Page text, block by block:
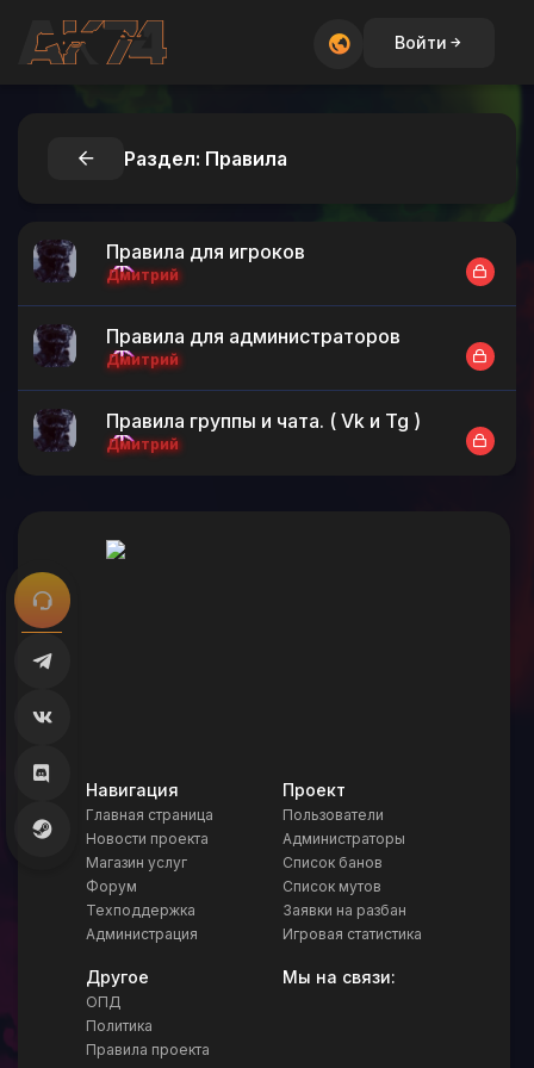
Войти
Раздел: Правила
Правила для игроков
Дмитрий
Правила для администраторов
Дмитрий
Правила группы и чата. ( Vk и Tg )
Дмитрий
Навигация
Главная страница
Новости проекта
Магазин услуг
Форум
Техподдержка
Администрация
Проект
Пользователи
Администраторы
Список банов
Список мутов
Заявки на разбан
Игровая статистика
Другое
ОПД
Политика
Правила проекта
Мы на связи: